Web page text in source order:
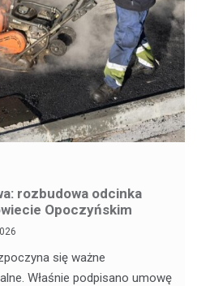
rozbudowa odcinka
Opoczyńskim
się ważne
Właśnie podpisano umowę